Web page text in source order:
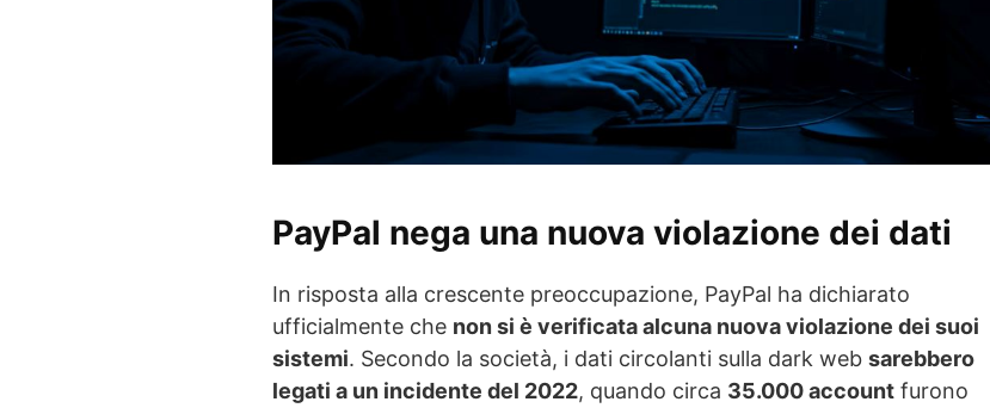
PayPal nega una nuova violazione dei dati
In risposta alla crescente preoccupazione, PayPal ha dichiarato
ufficialmente che non si è verificata alcuna nuova violazione dei suoi
sistemi. Secondo la società, i dati circolanti sulla dark web sarebbero
legati a un incidente del 2022, quando circa 35.000 account furono